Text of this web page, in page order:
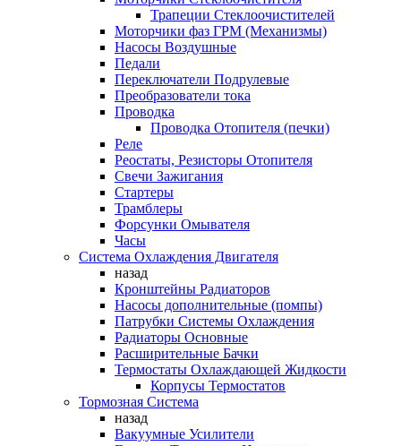
Трапеции Стеклоочистителей
Моторчики фаз ГРМ (Механизмы)
Насосы Воздушные
Педали
Переключатели Подрулевые
Преобразователи тока
Проводка
Проводка Отопителя (печки)
Реле
Реостаты, Резисторы Отопителя
Свечи Зажигания
Стартеры
Трамблеры
Форсунки Омывателя
Часы
Система Охлаждения Двигателя
назад
Кронштейны Радиаторов
Насосы дополнительные (помпы)
Патрубки Системы Охлаждения
Радиаторы Основные
Расширительные Бачки
Термостаты Охлаждающей Жидкости
Корпусы Термостатов
Тормозная Система
назад
Вакуумные Усилители